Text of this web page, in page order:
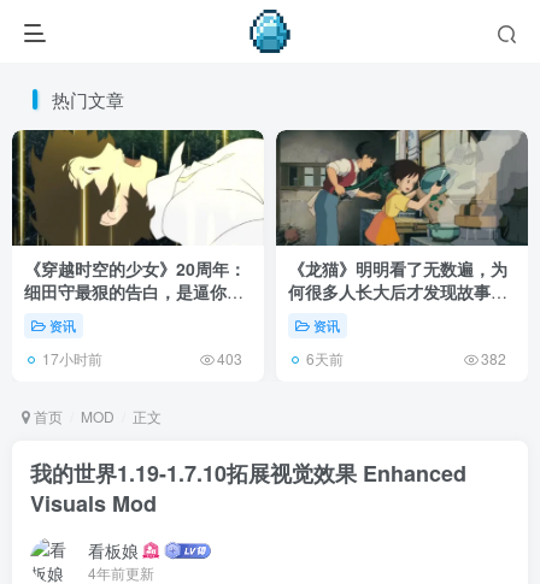
热门文章
《穿越时空的少女》20周年：
细田守最狠的告白，是逼你承
认有些夏天回不去了！
资讯
17小时前 403
《龙猫》明明看了无数遍，为
何很多人长大后才发现故事根
本不在 1988 年！
资讯
6天前 382
首页 MOD 正文
我的世界1.19-1.7.10拓展视觉效果 Enhanced
Visuals Mod
看板娘
4年前更新